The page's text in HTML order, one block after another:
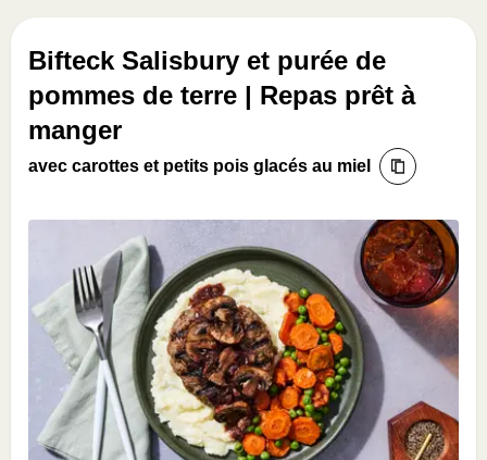
Bifteck Salisbury et purée de
pommes de terre | Repas prêt à
manger
avec carottes et petits pois glacés au miel